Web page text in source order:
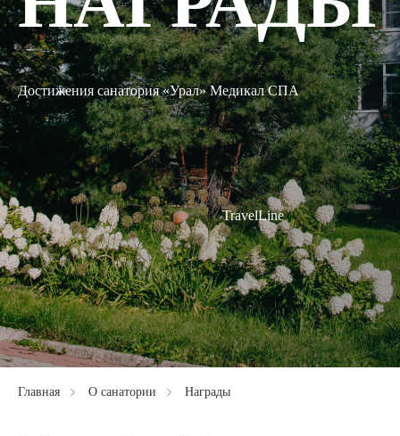
Достижения санатория «Урал» Медикал СПА
TravelLine
Главная О санатории Награды